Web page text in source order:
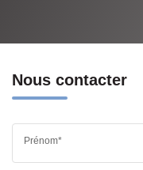
Nous contacter
Prénom*